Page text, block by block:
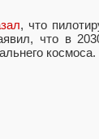
, что
что в
космоса.